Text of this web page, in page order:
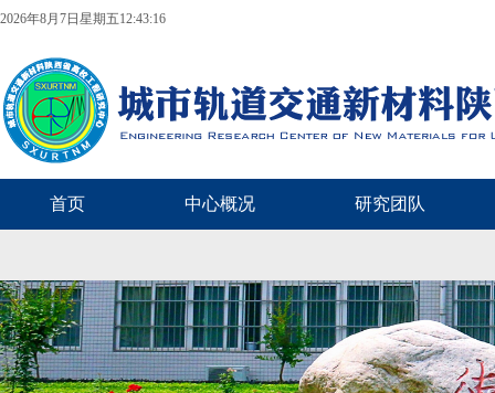
2026年8月7日星期五12:43:16
首页 中心概况 研究团队